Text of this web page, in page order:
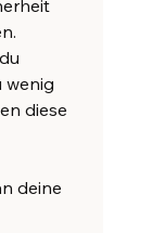
wenig
diese
deine